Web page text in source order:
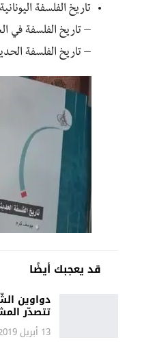
تاريخ الفلسفة اليونانية، 11 جنيهًا
– تاريخ الفلسفة في العصور
– تاريخ الفلسفة الحديثة، 14
قد يعجبك أيضًا
دواوين
تتصدّر
13 أبريل 2019